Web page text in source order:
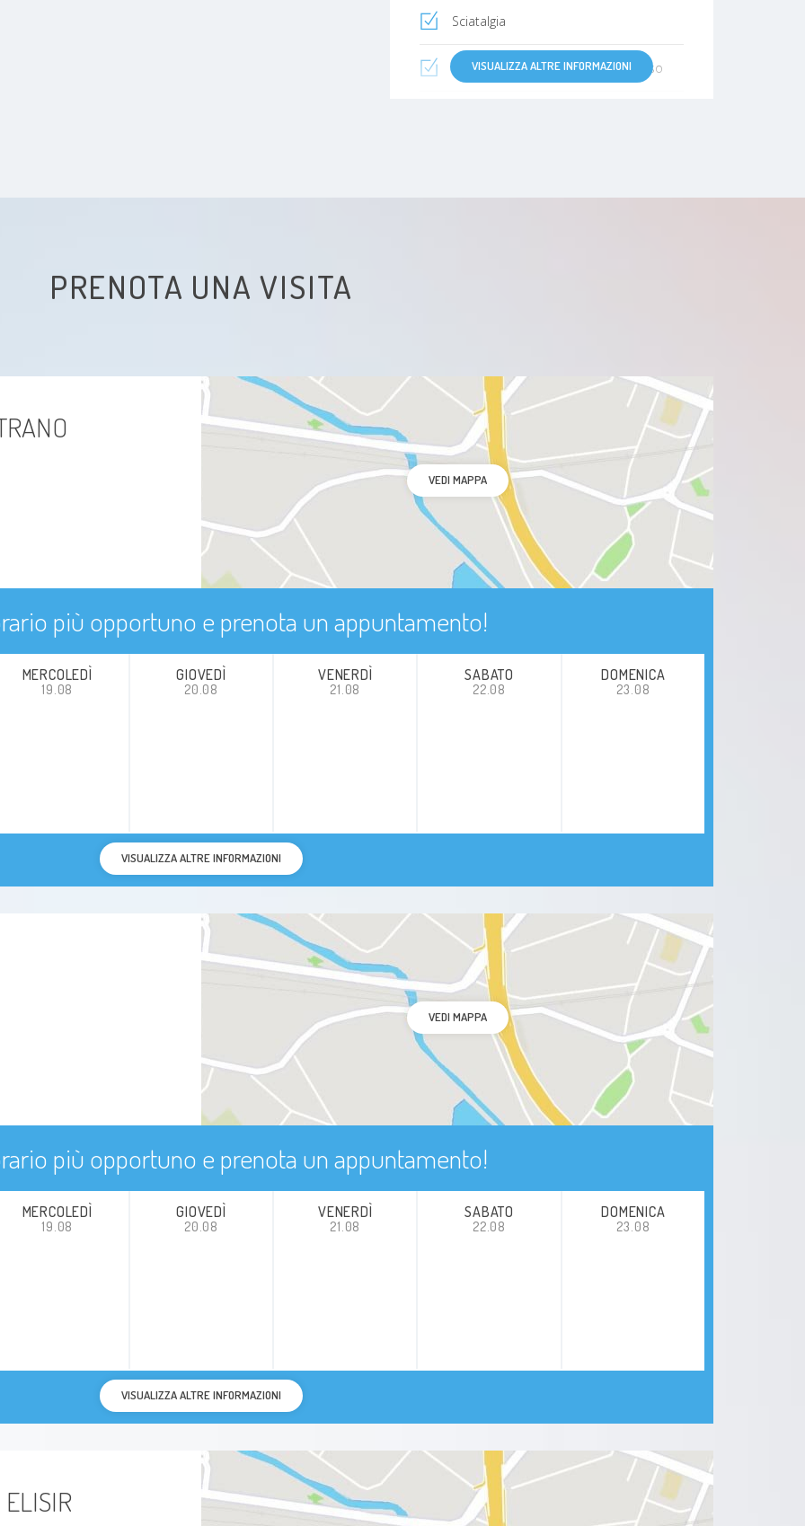
Sciatalgia
Sindrome delle gambe senza riposo
Insonnia
Psicosi
Sindrome del tunnel carpale
Epilessia
Psicosi maniaco-depressiva
VISUALIZZA ALTRE INFORMAZIONI
PRENOTA UNA VISITA
VEDI MAPPA
più opportuno e prenota un appuntamento!
MERCOLEDÌ
19.08
GIOVEDÌ
20.08
VENERDÌ
21.08
SABATO
22.08
DOMENICA
23.08
VISUALIZZA ALTRE INFORMAZIONI
VEDI MAPPA
più opportuno e prenota un appuntamento!
MERCOLEDÌ
19.08
GIOVEDÌ
20.08
VENERDÌ
21.08
SABATO
22.08
DOMENICA
23.08
VISUALIZZA ALTRE INFORMAZIONI
ELISIR